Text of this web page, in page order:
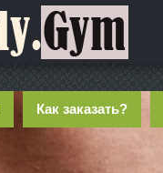
Как заказать?